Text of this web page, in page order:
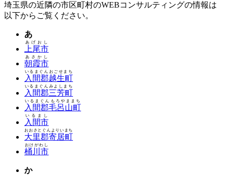
埼玉県の近隣の市区町村のWEBコンサルティングの情報は
以下からご覧ください。
あ
上尾市
あげおし
朝霞市
あさかし
入間郡越生町
いるまぐんおごせまち
入間郡三芳町
いるまぐんみよしまち
入間郡毛呂山町
いるまぐんもろやままち
入間市
いるまし
大里郡寄居町
おおさとぐんよりいまち
桶川市
おけがわし
か